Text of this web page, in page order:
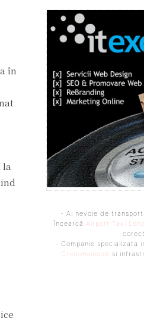
în
la
- Ai nevoie de
Încearcă Airport Taxi
- Companie specializata
Criptomonede si